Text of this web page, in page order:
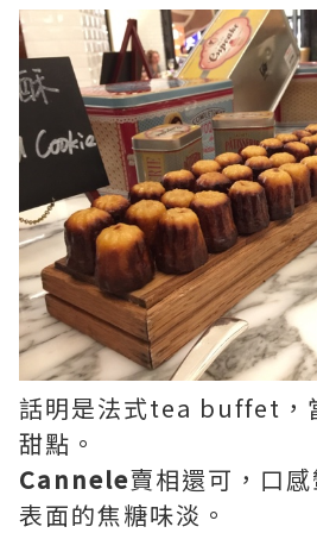
話明是法式tea buffet，
甜點。
Cannele賣相還可，口
表面的焦糖味淡。